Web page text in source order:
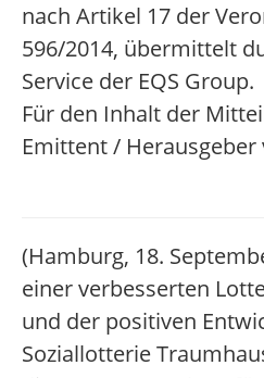
nach Artikel 17 der
596/2014, übermittelt
Service der EQS Group.
Für den Inhalt der
Emittent /
(Hamburg, 18.
einer verbesserten
und der positiven
Soziallotterie